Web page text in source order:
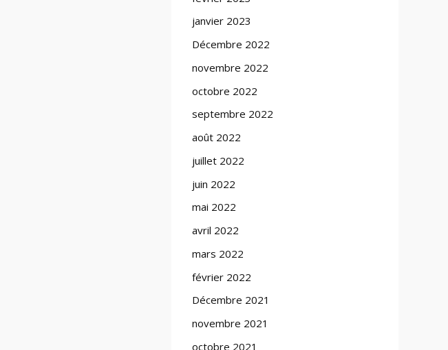
janvier 2023
Décembre 2022
novembre 2022
octobre 2022
septembre 2022
août 2022
juillet 2022
juin 2022
mai 2022
avril 2022
mars 2022
février 2022
Décembre 2021
novembre 2021
octobre 2021